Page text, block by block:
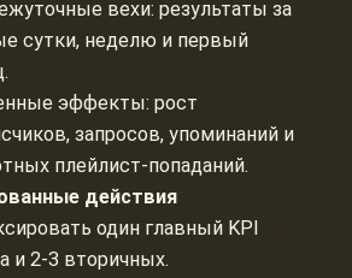
вехи: результаты за
сутки, неделю и первый
эффекты: рост
запросов, упоминаний и
плейлист-попаданий.
действия
один главный KPI
и 2-3 вторичных.